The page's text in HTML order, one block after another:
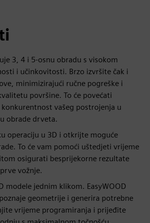
3, 4 i 5-osnu obradu s visokom
i učinkovitosti. Brzo izvršite čak i
minimizirajući ručne pogreške i
površine. To će povećati
vašeg postrojenja u
obrade drveta.
operaciju u 3D i otkrijte moguće
To će vam pomoći uštedjeti vrijeme
osigurati besprijekorne rezultate
vožnje.
modele jednim klikom. EasyWOOD
geometrije i generira potrebne
vrijeme programiranja i prijeđite